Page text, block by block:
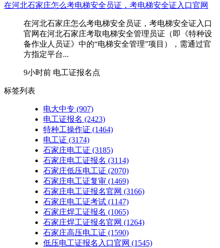
在河北石家庄怎么考电梯安全员证，考电梯安全证入口官网
在河北石家庄怎么考电梯安全员证，考电梯安全证入口
官网在河北石家庄考取‌电梯安全管理员证‌（即《特种设
备作业人员证》中的“电梯安全管理”项目），需通过官
方指定平台...
9小时前 电工证报名点
标签列表
电大中专 (907)
电工证报名 (2423)
特种工操作证 (1464)
电工证 (3174)
石家庄电工证 (3185)
石家庄电工证报名 (3114)
石家庄低压电工证 (2070)
石家庄电工证复审 (1469)
石家庄电工证报名官网 (3166)
石家庄电工证考试 (1147)
石家庄焊工证报名 (1065)
石家庄焊工证报名官网 (1264)
石家庄高压电工证 (1590)
低压电工证报名入口官网 (1545)